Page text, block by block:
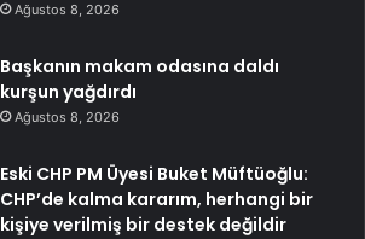
Ağustos 8, 2026
Başkanın makam odasına daldı
kurşun yağdırdı
Ağustos 8, 2026
Eski CHP PM Üyesi Buket Müftüoğlu:
CHP’de kalma kararım, herhangi bir
kişiye verilmiş bir destek değildir